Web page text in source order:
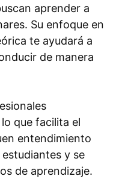
aprender a
Su enfoque en
te ayudará a
de manera
que facilita el
entendimiento
y se
de aprendizaje.